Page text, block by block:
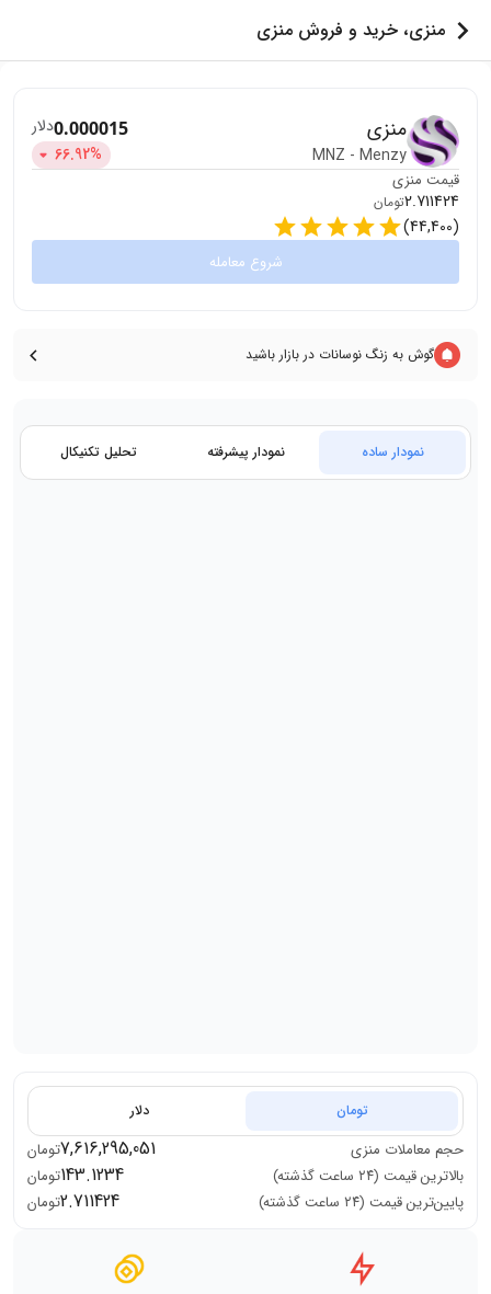
منزی، خرید و فروش منزی
منزی
MNZ - Menzy
0.000015دلار
66.92%
قیمت منزی
2.711424تومان
(
44,400
)
شروع معامله
گوش به زنگ نوسانات در بازار باشید
نمودار ساده نمودار پیشرفته تحلیل تکنیکال
تومان دلار
حجم معاملات منزی 7,616,295,051تومان
بالاترین قیمت (۲۴ ساعت گذشته)
143.1234تومان
پایین‌ترین قیمت (۲۴ ساعت گذشته)
2.711424تومان